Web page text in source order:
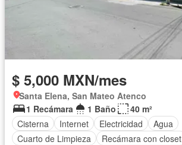
$ 5,000 MXN/mes
Santa Elena, San Mateo Atenco
1 Recámara
1 Baño
40 m²
Cisterna
Internet Electricidad
Agua
Cuarto de Limpieza
Recámara con closet